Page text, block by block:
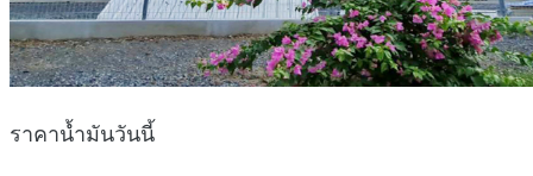
ราคาน้ำมันวันนี้